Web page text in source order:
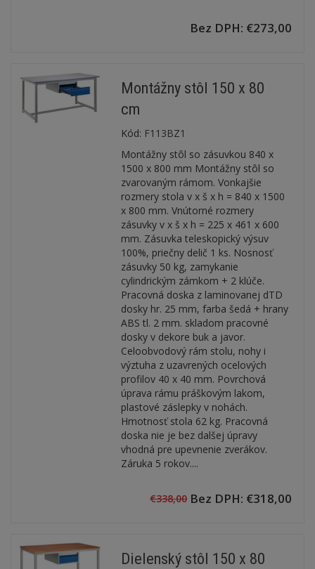
Bez DPH: €273,00
Montážny stôl 150 x 80
cm
Kód: F113BZ1
Montážny stôl so zásuvkou 840 x
1500 x 800 mm Montážny stôl so
zvarovaným rámom. Vonkajšie
rozmery stola v x š x h = 840 x 1500
x 800 mm. Vnútorné rozmery
zásuvky v x š x h = 225 x 461 x 600
mm. Zásuvka teleskopický výsuv
100%, priečny delič 1 ks. Nosnosť
zásuvky 50 kg, zamykanie
cylindrickým zámkom + 2 klúče.
Pracovná doska z laminovanej dTD
dosky hr. 25 mm, farba šedá + hrany
ABS tl. 2 mm. skladom pracovné
dosky v dekore buk a javor.
Celoobvodový rám stolu, nohy i
výztuha z uzavrených ocelových
profilov 40 x 40 mm. Povrchová
úprava rámu práškovým lakom,
plastové záslepky v nohách.
Hmotnosť stola 62 kg. Pracovná
doska nie je bez dalšej úpravy
vhodná pre upevnenie zverákov.
Záruka 5 rokov....
€338,00 Bez DPH: €318,00
Dielenský stôl 150 x 80